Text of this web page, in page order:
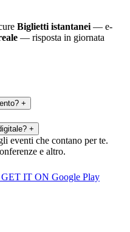
Biglietti istantanei — e-
— risposta in giornata
+
+
eventi che contano per te.
e altro.
GET IT ON Google Play